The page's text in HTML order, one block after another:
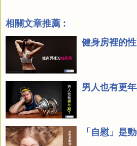
相關文章推薦 :
健身房裡的
男人也有更
「自慰」是